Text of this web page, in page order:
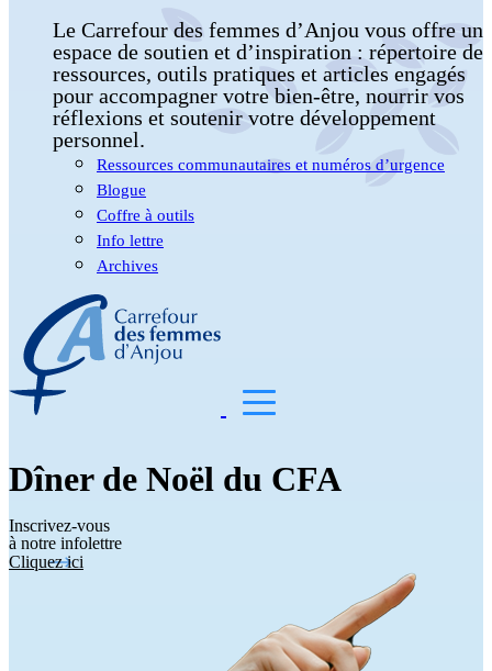
Le Carrefour des femmes d’Anjou vous offre un
espace de soutien et d’inspiration : répertoire de
ressources, outils pratiques et articles engagés
pour accompagner votre bien-être, nourrir vos
réflexions et soutenir votre développement
personnel.
Ressources communautaires et numéros d’urgence
Blogue
Coffre à outils
Info lettre
Archives
Dîner de Noël du CFA
Inscrivez-vous
à notre infolettre
Cliquez ici